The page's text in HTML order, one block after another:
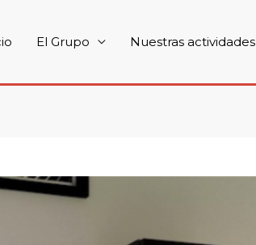
El Grupo Nuestras actividades